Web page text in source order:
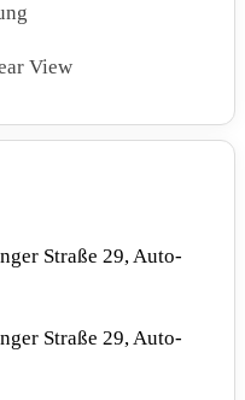
View
geregelt
( 1-Gang )
Straße 29, Auto-
Straße 29, Auto-